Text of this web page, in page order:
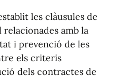
les clàusules de
amb la
i prevenció de les
els criteris
dels contractes de